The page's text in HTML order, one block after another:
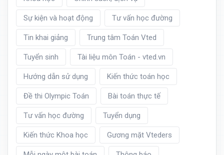
Sự kiện và hoạt động Tư vấn học đường
Tin khai giảng Trung tâm Toán Vted
Tuyển sinh Tài liệu môn Toán - vted.vn
Hướng dẫn sử dụng Kiến thức toán học
Đề thi Olympic Toán Bài toán thực tế
Tư vấn học đường Tuyển dụng
Kiến thức Khoa học Gương mặt Vteders